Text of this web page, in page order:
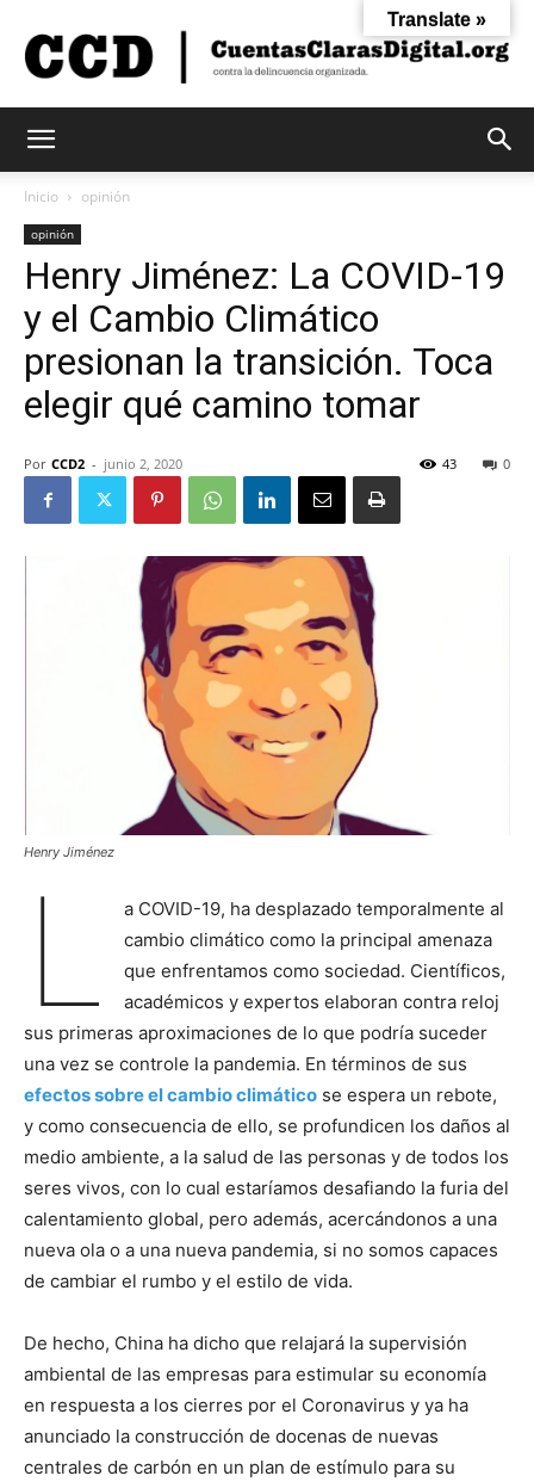
Claras
Digital
Inicio opinión
opinión
Henry Jiménez: La COVID-19
y el Cambio Climático
presionan la transición. Toca
elegir qué camino tomar
Por CCD2 - junio 2, 2020 0
43
Henry Jiménez
L
a COVID-19, ha desplazado temporalmente al
cambio climático como la principal amenaza
que enfrentamos como sociedad. Científicos,
académicos y expertos elaboran contra reloj
sus primeras aproximaciones de lo que podría suceder
una vez se controle la pandemia. En términos de sus
efectos sobre el cambio climático se espera un rebote,
y como consecuencia de ello, se profundicen los daños al
medio ambiente, a la salud de las personas y de todos los
seres vivos, con lo cual estaríamos desafiando la furia del
calentamiento global, pero además, acercándonos a una
nueva ola o a una nueva pandemia, si no somos capaces
de cambiar el rumbo y el estilo de vida.
De hecho, China ha dicho que relajará la supervisión
ambiental de las empresas para estimular su economía
en respuesta a los cierres por el Coronavirus y ya ha
anunciado la construcción de docenas de nuevas
centrales de carbón en un plan de estímulo para su
Translate »